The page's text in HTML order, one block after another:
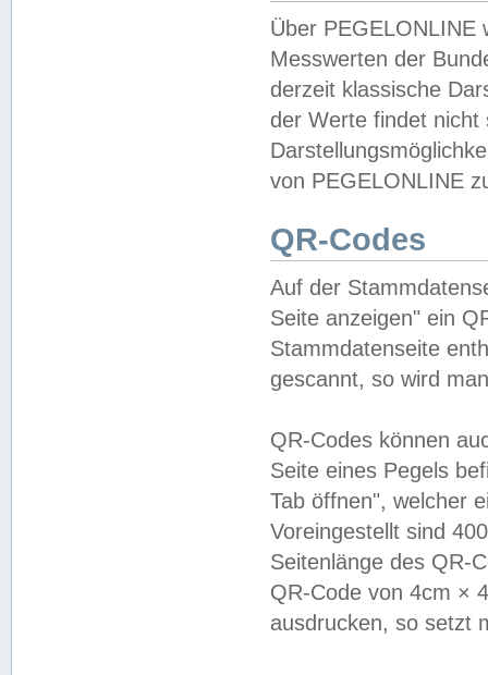
Über PEGELONLINE
Messwerten der
derzeit klassische
der Werte findet
von PEGELONLINE
QR-Codes
Auf der
Seite anzeigen" ein
Stammdatenseite
gescannt, so wird
QR-Codes können
Seite eines Pegels
Tab öffnen", welcher
Voreingestellt sind
Seitenlänge des QR-
QR-Code von 4cm ×
ausdrucken, so setzt